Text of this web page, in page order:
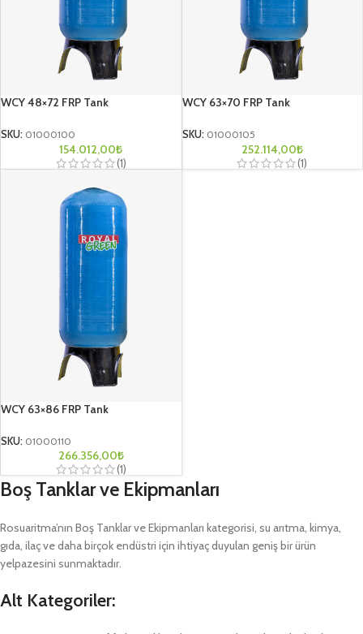
WCY 48×72 FRP Tank
SKU: 01000100
154.012,00₺
(1)
WCY 63×70 FRP Tank
SKU: 01000105
252.114,00₺
(1)
WCY 63×86 FRP Tank
SKU: 01000110
266.356,00₺
(1)
Boş Tanklar ve Ekipmanları
Rosuaritma’nın Boş Tanklar ve Ekipmanları kategorisi, su arıtma, kimya,
gıda, ilaç ve daha birçok endüstri için ihtiyaç duyulan geniş bir ürün
yelpazesini sunmaktadır.
Alt Kategoriler: